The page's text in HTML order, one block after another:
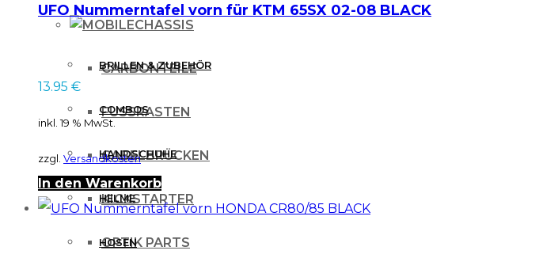
CHASSIS
CARBONTEILE
FUSSRASTEN
GABELBRÜCKEN
KICKSTARTER
OPTIK PARTS
BRILLEN & ZUBEHÖR
COMBOS
HANDSCHUHE
HELME
HOSEN
UFO Nummerntafel vorn für KTM 65SX 02-08 BLACK
13.95 €
inkl. 19 % MwSt.
zzgl. Versandkosten
In den Warenkorb